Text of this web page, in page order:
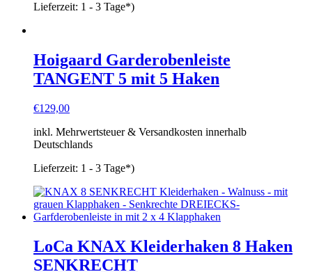
Lieferzeit: 1 - 3 Tage*)
Hoigaard Garderobenleiste
TANGENT 5 mit 5 Haken
€129,00
inkl. Mehrwertsteuer & Versandkosten innerhalb
Deutschlands
Lieferzeit: 1 - 3 Tage*)
LoCa KNAX Kleiderhaken 8 Haken
SENKRECHT